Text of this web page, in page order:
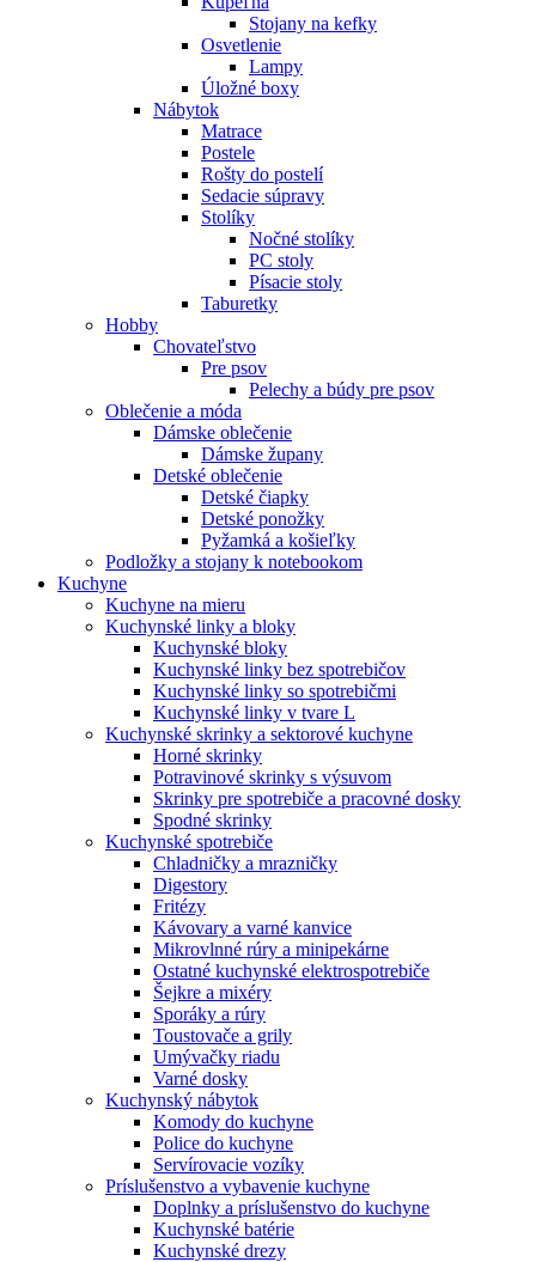
Stojany na kefky
Osvetlenie
Lampy
Úložné boxy
Nábytok
Matrace
Postele
Rošty do postelí
Sedacie súpravy
Stolíky
Nočné stolíky
PC stoly
Písacie stoly
Taburetky
Hobby
Chovateľstvo
Pre psov
Pelechy a búdy pre psov
Oblečenie a móda
Dámske oblečenie
Dámske župany
Detské oblečenie
Detské čiapky
Detské ponožky
Pyžamká a košieľky
Podložky a stojany k notebookom
Kuchyne
Kuchyne na mieru
Kuchynské linky a bloky
Kuchynské bloky
Kuchynské linky bez spotrebičov
Kuchynské linky so spotrebičmi
Kuchynské linky v tvare L
Kuchynské skrinky a sektorové kuchyne
Horné skrinky
Potravinové skrinky s výsuvom
Skrinky pre spotrebiče a pracovné dosky
Spodné skrinky
Kuchynské spotrebiče
Chladničky a mrazničky
Digestory
Fritézy
Kávovary a varné kanvice
Mikrovlnné rúry a minipekárne
Ostatné kuchynské elektrospotrebiče
Šejkre a mixéry
Sporáky a rúry
Toustovače a grily
Umývačky riadu
Varné dosky
Kuchynský nábytok
Komody do kuchyne
Police do kuchyne
Servírovacie vozíky
Príslušenstvo a vybavenie kuchyne
Doplnky a príslušenstvo do kuchyne
Kuchynské batérie
Kuchynské drezy